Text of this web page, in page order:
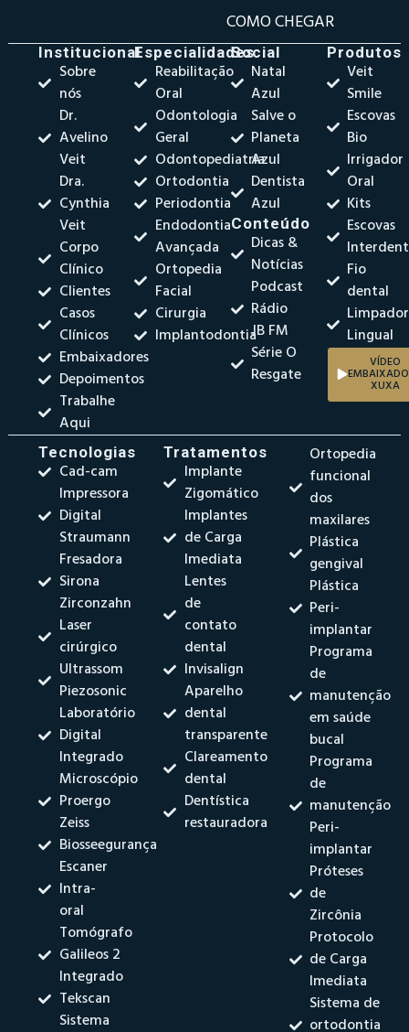
COMO CHEGAR
Institucional
Sobre
nós
Dr.
Avelino
Veit
Dra.
Cynthia
Veit
Corpo
Clínico
Clientes
Casos
Clínicos
Embaixadores
Depoimentos
Trabalhe
Aqui
Especialidades
Reabilitação
Oral
Odontologia
Geral
Odontopediatria
Ortodontia
Periodontia
Endodontia
Avançada
Ortopedia
Facial
Cirurgia
Implantodontia
Social
Natal
Azul
Salve o
Planeta
Azul
Dentista
Azul
Conteúdo
Dicas &
Notícias
Podcast
Rádio
JB FM
Série O
Resgate
Produtos
Veit
Smile
Escovas
Bio
Irrigador
Oral
Kits
Escovas
Fio
dental
Limpador
Lingual
VÍDEO
XUXA
Tecnologias
Cad-cam
Impressora
Digital
Straumann
Fresadora
Sirona
Zirconzahn
Laser
cirúrgico
Ultrassom
Piezosonic
Laboratório
Digital
Integrado
Microscópio
Proergo
Zeiss
Biosseegurança
Escaner
Intra-
oral
Tomógrafo
Galileos 2
Integrado
Tekscan
Sistema
Tratamentos
Implante
Zigomático
Implantes
de Carga
Imediata
Lentes
de
contato
dental
Invisalign
Aparelho
dental
transparente
Clareamento
dental
Dentística
restauradora
Ortopedia
funcional
dos
maxilares
Plástica
gengival
Plástica
Peri-
implantar
Programa
de
manutenção
em saúde
bucal
Programa
de
manutenção
Peri-
implantar
Próteses
de
Zircônia
Protocolo
de Carga
Imediata
Sistema de
ortodontia